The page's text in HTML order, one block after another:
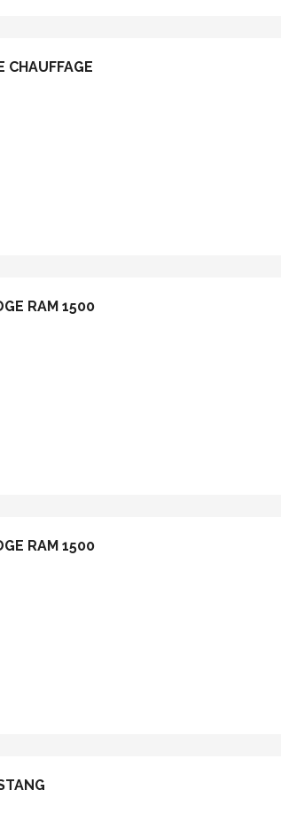
CHAUFFAGE
RAM 1500
RAM 1500